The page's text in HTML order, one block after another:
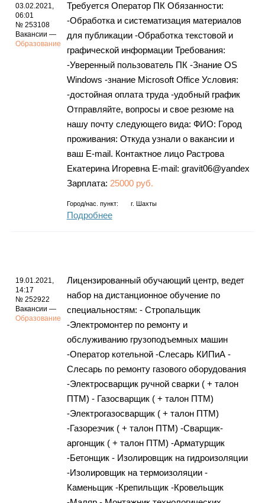
03.02.2021,
06:01
№ 253108
Вакансии —
Образование
Требуется Оператор ПК Обязанности:
-Обработка и систематизация материалов
для публикации -Обработка текстовой и
графической информации Требования:
-Уверенный пользователь ПК -Знание OS
Windows -знание Microsoft Office Условия:
-достойная оплата труда -удобный график
Отправляйте, вопросы и свое резюме на
нашу почту следующего вида: ФИО: Город
проживания: Откуда узнали о вакансии и
ваш E-mail. Контактное лицо Растрова
Екатерина Игоревна E-mail: gravit06@yandex
Зарплата: 25000 руб.
Город/нас. пункт: г. Шахты
Подробнее
19.01.2021,
14:17
№ 252922
Вакансии —
Образование
Лицензированный обучающий центр, ведет
набор на дистанционное обучение по
специальностям: - Стропальщик
-Электромонтер по ремонту и
обслуживанию грузоподъемных машин
-Оператор котельной -Слесарь КИПиА -
Слесарь по ремонту газового оборудования
-Электросварщик ручной сварки ( + талон
ПТМ) - Газосварщик ( + талон ПТМ)
-Электрогазосварщик ( + талон ПТМ)
-Газорезчик ( + талон ПТМ) -Сварщик-
аргонщик ( + талон ПТМ) -Арматурщик
-Бетонщик - Изолировщик на гидроизоляции
-Изолировщик на термоизоляции -
Каменьщик -Крепильщик -Кровельщик